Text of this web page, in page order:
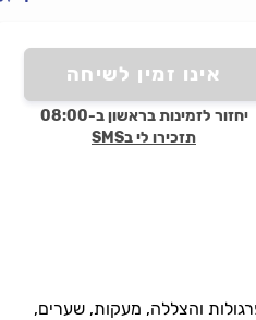
אינו זמין לשיחה
יחזור לזמינות בראשון ב-08:00
תזכירו לי בSMS
והצללה, מעקות, שערים,